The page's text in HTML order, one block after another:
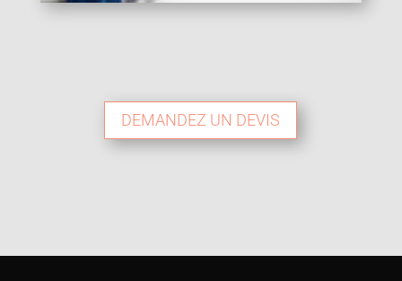
DEMANDEZ UN DEVIS